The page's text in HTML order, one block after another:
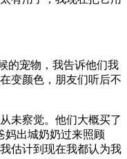
的宠物，我告诉他们我
变颜色，朋友们听后不
未察觉。他们大概买了
妈出城奶奶过来照顾
估计到现在我都认为我